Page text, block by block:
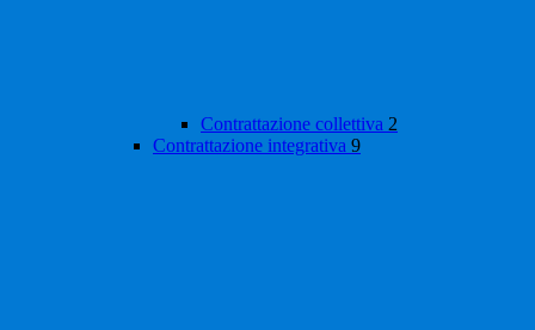
Contrattazione collettiva 2
Contrattazione integrativa 9